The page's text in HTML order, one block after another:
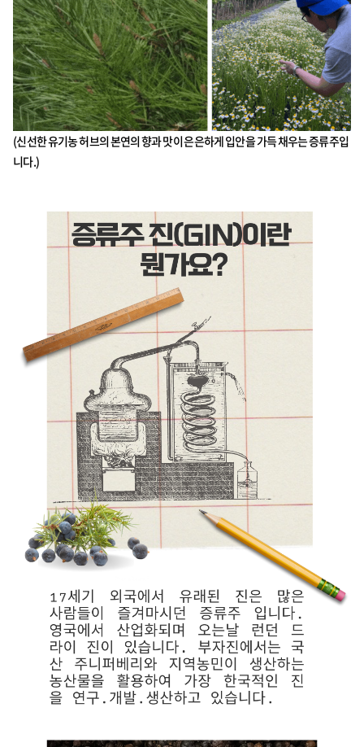
(신선한 유기농 허브의 본연의 향과 맛이 은은하게 입안을 가득 채우는 증류주입
니다.)